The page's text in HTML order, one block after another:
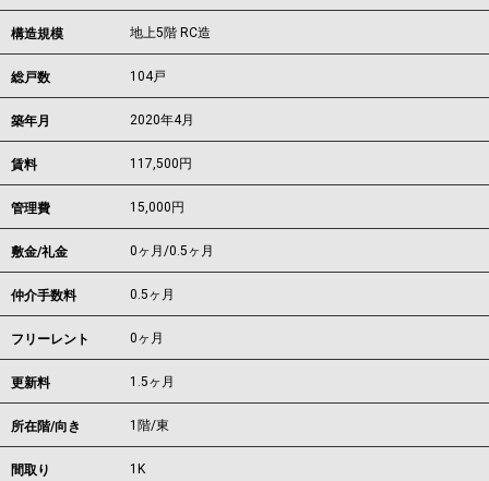
構造規模 地上5階 RC造
総戸数 104戸
築年月 2020年4月
賃料 117,500 円
管理費 15,000円
敷金/礼金 0ヶ月/0.5ヶ月
仲介手数料 0.5ヶ月
フリーレント 0ヶ月
更新料 1.5ヶ月
所在階/向き 1階/東
間取り 1K